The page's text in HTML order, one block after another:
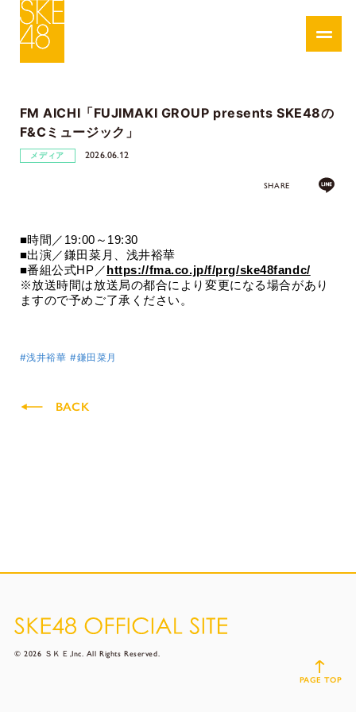
FM AICHI「FUJIMAKI GROUP presents SKE48の
F&Cミュージック」
メディア 2026.06.12
SHARE
■時間／ 19:00 ～ 19:30
■出演／鎌田菜月
、浅井裕華
■番組公式HP／ https://fma.co.jp/f/prg/ske48fandc/
※放送時間は放送局の都合により変更になる場合があり
ますので予めご了承ください。
#浅井裕華 #鎌田菜月
BACK
© 2026 ＳＫＥ,Inc. All Rights Reserved.
PAGE TOP